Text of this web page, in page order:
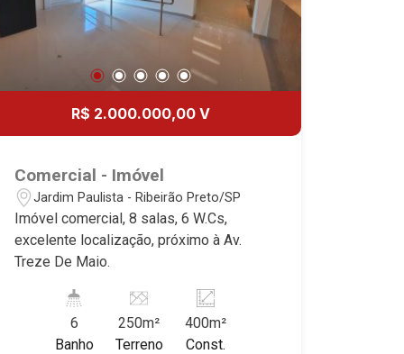
R$ 2.000.000,00 V
Comercial - Imóvel
Jardim Paulista - Ribeirão Preto/SP
Imóvel comercial, 8 salas, 6 W.Cs,
excelente localização, próximo à Av.
Treze De Maio.
6
Banho
250m²
Terreno
400m²
Const.